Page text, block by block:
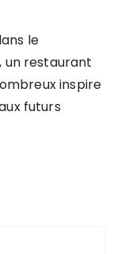
le
un restaurant
inspire
futurs